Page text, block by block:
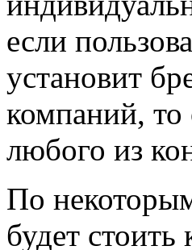
если
установит
компаний,
любого из
По
будет